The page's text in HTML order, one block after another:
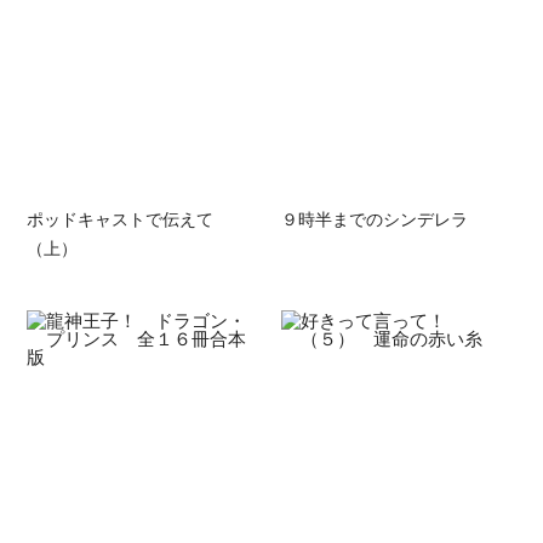
ポッドキャストで伝えて
（上）
９時半までのシンデレラ